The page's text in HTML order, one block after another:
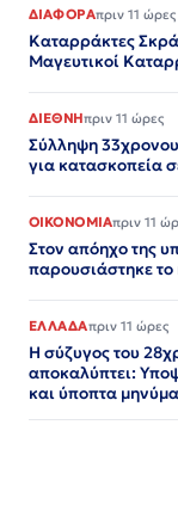
ΔΙΑΦΟΡΑπριν 11 ώρες
Καταρράκτες
Μαγευτικοί
ΔΙΕΘΝΗπριν 11 ώρες
Σύλληψη
για κατασκοπεία
ΟΙΚΟΝΟΜΙΑπριν 11
Στον απόηχο της
παρουσιάστηκε
ΕΛΛΑΔΑπριν 11 ώρες
Η σύζυγος του
αποκαλύπτει:
και ύποπτα